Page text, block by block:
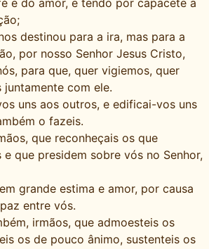
e do amor, e tendo por capacete a
destinou para a ira, mas para a
por nosso Senhor Jesus Cristo,
para que, quer vigiemos, quer
com ele.
uns aos outros, e edificai-vos uns
o fazeis.
que reconheçais os que
que presidem sobre vós no Senhor,
grande estima e amor, por causa
entre vós.
irmãos, que admoesteis os
os de pouco ânimo, sustenteis os